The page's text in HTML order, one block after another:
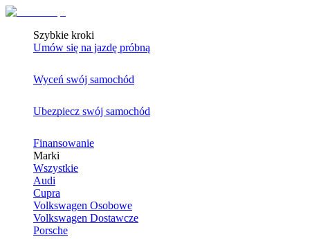
Szybkie kroki
Umów się na jazdę próbną
Wyceń swój samochód
Ubezpiecz swój samochód
Finansowanie
Marki
Wszystkie
Audi
Cupra
Volkswagen Osobowe
Volkswagen Dostawcze
Porsche